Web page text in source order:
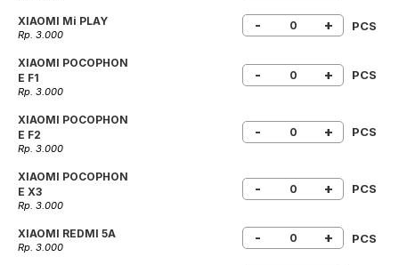
XIAOMI Mi PLAY
Rp. 3.000
- + PCS
XIAOMI POCOPHON
E F1
Rp. 3.000
- + PCS
XIAOMI POCOPHON
E F2
Rp. 3.000
- + PCS
XIAOMI POCOPHON
E X3
Rp. 3.000
- + PCS
XIAOMI REDMI 5A
Rp. 3.000
- + PCS